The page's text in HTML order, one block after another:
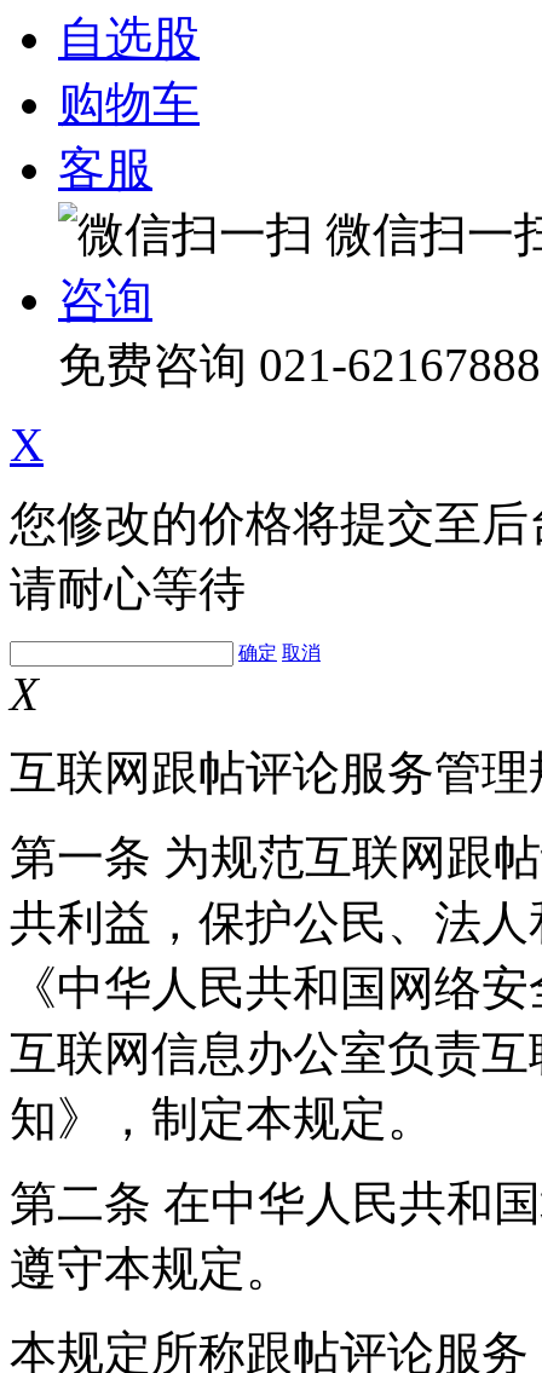
自选股
购物车
客服
微信扫一
咨询
免费咨询 021-62167888
X
您修改的价格将提交至
请耐心等待
确定 取消
X
互联网跟帖评论服务管理
第一条 为规范互联网跟
共利益，保护公民、法
《中华人民共和国网络
互联网信息办公室负责
知》，制定本规定。
第二条 在中华人民共和
遵守本规定。
本规定所称跟帖评论服